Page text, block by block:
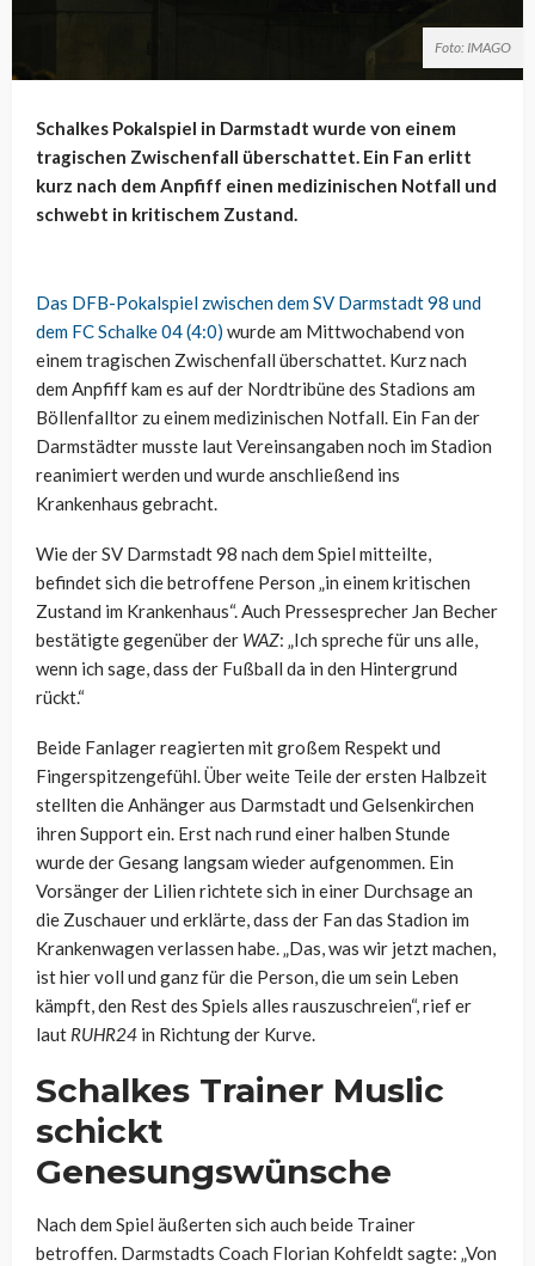
Foto: IMAGO
Schalkes Pokalspiel in Darmstadt wurde von einem
tragischen Zwischenfall überschattet. Ein Fan erlitt
kurz nach dem Anpfiff einen medizinischen Notfall und
schwebt in kritischem Zustand.
Das DFB-Pokalspiel zwischen dem SV Darmstadt 98 und
dem FC Schalke 04 (4:0) wurde am Mittwochabend von
einem tragischen Zwischenfall überschattet. Kurz nach
dem Anpfiff kam es auf der Nordtribüne des Stadions am
Böllenfalltor zu einem medizinischen Notfall. Ein Fan der
Darmstädter musste laut Vereinsangaben noch im Stadion
reanimiert werden und wurde anschließend ins
Krankenhaus gebracht.
Wie der SV Darmstadt 98 nach dem Spiel mitteilte,
befindet sich die betroffene Person „in einem kritischen
Zustand im Krankenhaus“. Auch Pressesprecher Jan Becher
bestätigte gegenüber der WAZ: „Ich spreche für uns alle,
wenn ich sage, dass der Fußball da in den Hintergrund
rückt.“
Beide Fanlager reagierten mit großem Respekt und
Fingerspitzengefühl. Über weite Teile der ersten Halbzeit
stellten die Anhänger aus Darmstadt und Gelsenkirchen
ihren Support ein. Erst nach rund einer halben Stunde
wurde der Gesang langsam wieder aufgenommen. Ein
Vorsänger der Lilien richtete sich in einer Durchsage an
die Zuschauer und erklärte, dass der Fan das Stadion im
Krankenwagen verlassen habe. „Das, was wir jetzt machen,
ist hier voll und ganz für die Person, die um sein Leben
kämpft, den Rest des Spiels alles rauszuschreien“, rief er
laut RUHR24 in Richtung der Kurve.
Schalkes Trainer Muslic
schickt
Genesungswünsche
Nach dem Spiel äußerten sich auch beide Trainer
betroffen. Darmstadts Coach Florian Kohfeldt sagte: „Von